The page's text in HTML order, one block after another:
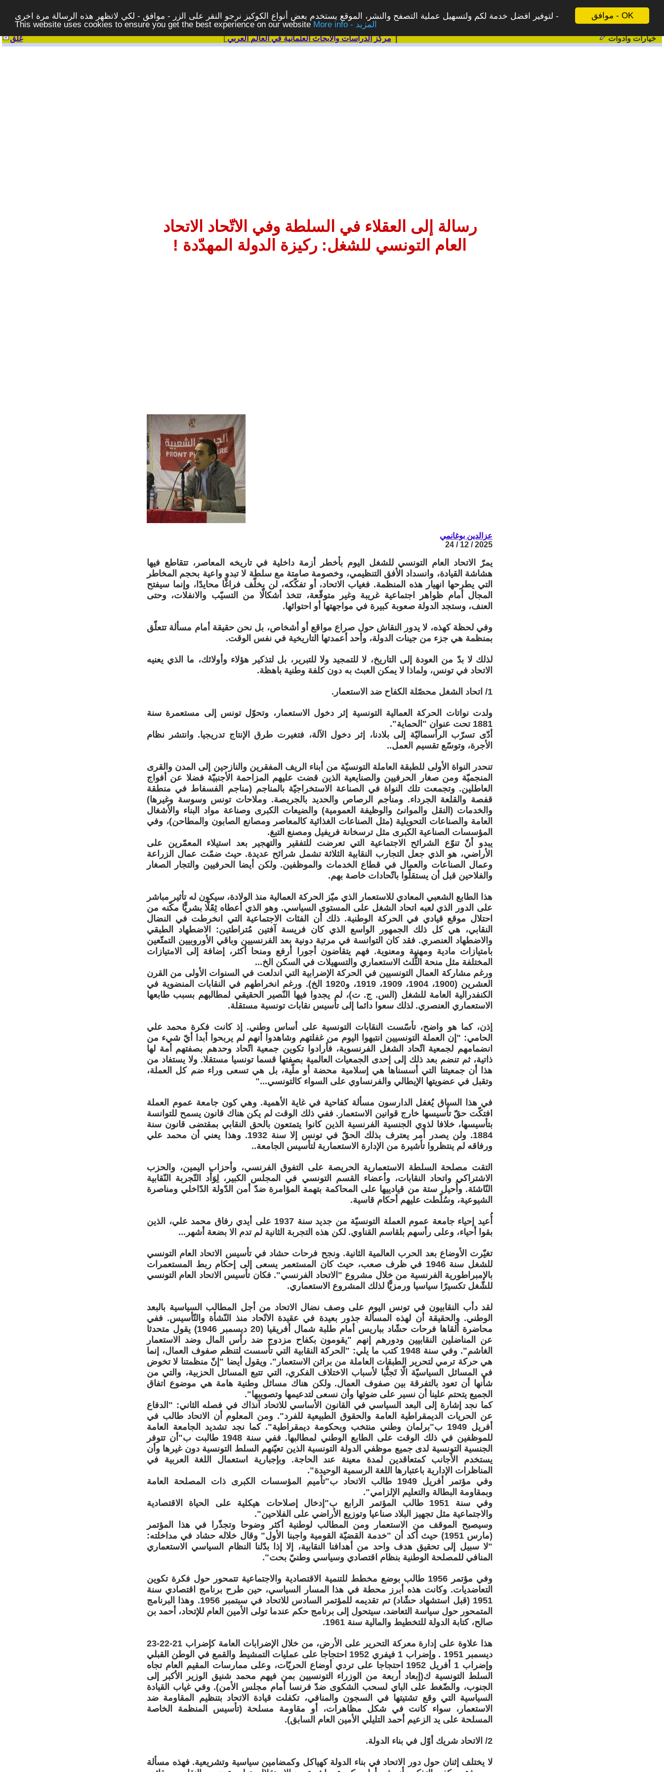
موافق - OK
لتوفير افضل خدمة لكم ولتسهيل عملية التصفح والنشر، الموقع يستخدم بعض أنواع الكوكيز نرجو النقر على الزر - موافق - لكي لاتظهر هذه الرسالة مرة اخرى -
This website uses cookies to ensure you get the best experience on our website
More info - المزيد
غلق | مركز الدراسات والابحاث العلمانية في العالم العربي| خيارات وادوات
رسالة إلى العقلاء في السلطة وفي الاتّحاد الاتحاد
العام التونسي للشغل: ركيزة الدولة المهدّدة !
عزالدين بوغانمي
2025 / 12 / 24
يمرّ الاتحاد العام التونسي للشغل اليوم بأخطر أزمة داخلية في تاريخه المعاصر، تتقاطع فيها
هشاشة القيادة، وانسداد الأفق التنظيمي، وخصومة صامتة مع سلطة لا تبدو واعية بحجم المخاطر
التي يطرحها انهيار هذه المنظمة. فغياب الاتحاد، أو تفكّكه، لن يخلّف فراغًا محايدًا، وإنما سيفتح
المجال أمام ظواهر اجتماعية غريبة وغير متوقّعة، تتخذ أشكالًا من التسيّب والانفلات، وحتى
العنف، وستجد الدولة صعوبة كبيرة في مواجهتها أو احتوائها.
وفي لحظة كهذه، لا يدور النقاش حول صراع مواقع أو أشخاص، بل نحن حقيقة أمام مسألة تتعلّق
بمنظمة هي جزء من جينات الدولة، وأحد أعمدتها التاريخية في نفس الوقت.
لذلك لا بدّ من العودة إلى التاريخ، لا للتمجيد ولا للتبرير، بل لتذكير هؤلاء وأولائك، ما الذي يعنيه
الاتحاد في تونس، ولماذا لا يمكن العبث به دون كلفة وطنية باهظة.
1/ اتحاد الشغل محصّلة الكفاح ضد الاستعمار.
ولدت نواتات الحركة العمالية التونسية إثر دخول الاستعمار، وتحوّل تونس إلى مستعمرة سنة
1881 تحت عنوان "الحماية".
أدّى تسرّب الرأسماليّة إلى بلادنا، إثر دخول الآلة، فتغيرت طرق الإنتاج تدريجيا. وانتشر نظام
الأجرة، وتوسّع تقسيم العمل..
تنحدر النواة الأولى للطبقة العاملة التونسيّة من أبناء الريف المفقرين والنازحين إلى المدن والقرى
المنجميّة ومن صغار الحرفيين والصنايعية الذين قضت عليهم المزاحمة الأجنبيّة فضلا عن أفواج
العاطلين. وتجمعت تلك النواة في الصناعة الاستخراجيّة بالمناجم (مناجم الفسفاط في منطقة
قفصة والقلعة الجرداء. ومناجم الرصاص والحديد بالجريصة. وملاحات تونس وسوسة وغيرها)
والخدمات (النقل والموانئ والوظيفة العمومية) والضيعات الكبرى وصناعة مواد البناء والأشغال
العامة والصناعات التحويلية (مثل الصناعات الغذائية كالمعاصر ومصانع الصابون والمطاحن)، وفي
المؤسسات الصناعية الكبرى مثل ترسخانة فريفيل ومصنع التبغ.
يبدو أنّ تنوّع الشرائح الاجتماعية التي تعرضت للتفقير والتهجير بعد استيلاء المعمّرين على
الأراضي، هو الذي جعل التجارب النقابية الثلاثة تشمل شرائح عديدة. حيث ضمّت عمال الزراعة
وعمال الصناعات والعمال في قطاع الخدمات والموظفين. ولكن أيضا الحرفيين والتجار الصغار
والفلاحين قبل أن يستقلّوا باتّحادات خاصة بهم.
هذا الطابع الشعبي المعادي للاستعمار الذي ميّز الحركة العمالية منذ الولادة، سيكون له تأثير مباشر
على الدور الذي لعبه اتحاد الشغل على المستوى السياسي. وهو الذي أعطاه ثِقَلًا بشريًّا مكّنه من
احتلال موقع قيادي في الحركة الوطنية. ذلك أن الفئات الاجتماعية التي انخرطت في النضال
النقابي، هي كل ذلك الجمهور الواسع الذي كان فريسة آفتين مُتراطتين: الاضطهاد الطبقي
والاضطهاد العنصري. فقد كان التوانسة في مرتبة دونية بعد الفرنسيين وباقي الأوروبيين التمتّعين
بامتيازات مادية ومهنية ومعنوية. فهم يتقاضون أجورا أرفع ومنحا أكثر، إضافة إلى الامتيازات
المختلفة مثل منحة الثُّلث الاستعماري والتسهيلات في السكن الخ...
ورغم مشاركة العمال التونسيين في الحركة الإضرابية التي اندلعت في السنوات الأولى من القرن
العشرين (1900، 1904، 1909، 1919، و1920 الخ). ورغم انخراطهم في النقابات المنضوية في
الكنفدرالية العامة للشغل (الس. ج. ت)، لم يجدوا فيها النّصير الحقيقي لمطالبهم بسبب طابعها
الاستعماري العنصري. لذلك سعوا دائما إلى تأسيس نقابات تونسية مستقلة.
إذن، كما هو واضح، تأسّست النقابات التونسية على أساس وطني. إذ كانت فكرة محمد علي
الحامي: "إن العملة التونسيين انتبهوا اليوم من غفلتهم وشاهدوا أنهم لم يربحوا أبدا أيّ شيء من
انضمامهم لجمعية اتّحاد الشغل الفرنسوية، فأرادوا تكوين جمعية اتّحاد وحدهم بصفتهم أمة لها
ذاتية، ثم تنضم بعد ذلك إلى إحدى الجمعيات العالمية بصفتها قسما تونسيا مستقلا. ولا يستفاد من
هذا أن جمعيتنا التي أسسناها هي إسلامية محضة أو ملّية، بل هي تسعى وراء ضم كل العملة،
وتقبل في عضويتها الإيطالي والفرنساوي على السواء كالتونسي..."
في هذا السياق يُغفل الدارسون مسألة كفاحية في غاية الأهمية. وهي كون جامعة عموم العملة
افتكّت حقّ تأسيسها خارج قوانين الاستعمار. ففي ذلك الوقت لم يكن هناك قانون يسمح للتوانسة
بتأسيسها، خلافا لذوي الجنسية الفرنسية الذين كانوا يتمتعون بالحق النقابي بمقتضى قانون سنة
1884. ولن يصدر أمر يعترف بذلك الحقّ في تونس إلا سنة 1932. وهذا يعني أن محمد علي
ورفاقه لم ينتظروا تأشيرة من الإدارة الاستعمارية لتأسيس الجامعة..
التقت مصلحة السلطة الاستعمارية الحريصة على التفوق الفرنسي، وأحزاب اليمين، والحزب
الاشتراكي واتحاد النقابات، وأعضاء القسم التونسي في المجلس الكبير، لِوَأْد التّجربة النّقابية
النّاشئة. وأُحيل ستة من قيادييها على المحاكمة بتهمة المؤامرة ضدّ أمن الدّولة الدّاخلي ومناصرة
الشيوعية، وسُلّطت عليهم أحكام قاسية.
أُعيد إحياء جامعة عموم العملة التونسيّة من جديد سنة 1937 على أيدي رفاق محمد علي، الذين
بقوا أحياء، وعلى رأسهم بلقاسم القناوي. لكن هذه التجربة الثانية لم تدم الا بضعة أشهر...
تغيّرت الأوضاع بعد الحرب العالمية الثانية. ونجح فرحات حشاد في تأسيس الاتحاد العام التونسي
للشغل سنة 1946 في ظرف صعب، حيث كان المستعمر يسعى إلى إحكام ربط المستعمرات
بالإمبراطورية الفرنسية من خلال مشروع "الاتحاد الفرنسي". فكان تأسيس الاتحاد العام التونسي
للشّغل تكسيرًا سياسيا ورمزيًّا لذلك المشروع الاستعماري.
لقد دأب النقابيون في تونس اليوم على وصف نضال الاتحاد من أجل المطالب السياسية بالبعد
الوطني. والحقيقة أن لهذه المسألة جذور بعيدة في عقيدة الاتّحاد منذ النّشأة والتّأسيس. ففي
محاضرة ألقاها فرحات حشّاد بباريس أمام طلبة شمال أفريقيا (20 ديسمبر 1946) يقول متحدثا
عن المناضلين النقابيين ودورهم إنهم "يقومون بكفاح مزدوج ضد رأس المال وضد الاستعمار
الغاشم". وفي سنة 1948 كتب ما يلي: "الحركة النقابية التي تأسست لتنظم صفوف العمال، إنما
هي حركة ترمي لتحرير الطبقات العاملة من براثن الاستعمار". ويقول أيضا "إنّ منظمتنا لا تخوض
في المسائل السياسيّة الّا تَجنُّبا لأسباب الاختلاف الفكري، التي تتبع المسائل الحزبية، والتي من
شأنها أن تعود بالتفرقة بين صفوف العمال. ولكن هناك مسائل وطنية هامة هي موضوع اتفاق
الجميع يتحتم علينا أن نسير على ضوئها وأن نسعى لتدعيمها وتصويبها".
كما نجد إشارة إلى البعد السياسي في القانون الأساسي للاتحاد آنذاك في فصله الثاني: "الدفاع
عن الحريات الديمقراطية العامة والحقوق الطبيعية للفرد". ومن المعلوم أن الاتحاد طالب في
أفريل 1949 ب"برلمان وطني منتخب وبحكومة ديمقراطية". كما نجد تشديد الجامعة العامة
للموظفين في ذلك الوقت على الطابع الوطني لمطالبها. ففي سنة 1948 طالبت ب"أن تتوفر
الجنسية التونسية لدى جميع موظفي الدولة التونسية الذين تعيّنهم السلط التونسية دون غيرها وأن
يستخدم الأجانب كمتعاقدين لمدة معينة عند الحاجة. وبإجبارية استعمال اللغة العربية في
المناظرات الإدارية باعتبارها اللغة الرسمية الوحيدة".
وفي مؤتمر أفريل 1949 طالب الاتحاد ب"تأميم المؤسسات الكبرى ذات المصلحة العامة
وبمقاومة البطالة والتعليم الإلزامي".
وفي سنة 1951 طالب المؤتمر الرابع ب"إدخال إصلاحات هيكلية على الحياة الاقتصادية
والاجتماعية مثل تجهيز البلاد صناعيا وتوزيع الأراضي على الفلاحين".
وسيصبح الموقف من الاستعمار ومن المطالب لوطنية أكثر وضوحا وتجذّرا في هذا المؤتمر
(مارس 1951) حيث أكد أن "خدمة القضيّة القومية واجبنا الأول" وقال خلاله حشاد في مداخلته:
"لا سبيل إلى تحقيق هدف واحد من أهدافنا النقابية، إلا إذا بدّلنا النظام السياسي الاستعماري
المنافي للمصلحة الوطنية بنظام اقتصادي وسياسي وطنيّ بحت".
وفي مؤتمر 1956 طالب بوضع مخطط للتنمية الاقتصادية والاجتماعية تتمحور حول فكرة تكوين
التعاضديات. وكانت هذه أبرز محطة في هذا المسار السياسي، حين طرح برنامج اقتصادي سنة
1951 (قبل استشهاد حشّاد) تم تقديمه للمؤتمر السادس للاتحاد في سبتمبر 1956. وهذا البرنامج
المتمحور حول سياسة التعاضد، سيتحول إلى برنامج حكم عندما تولى الأمين العام للإتحاد، أحمد بن
صالح، كتابة الدولة للتخطيط والمالية سنة 1961.
هذا علاوة على إدارة معركة التحرير على الأرض، من خلال الإضرابات العامة كإضراب 21-22-23
ديسمبر 1951 . وإضراب 1 فيفري 1952 احتجاجا على عمليات التمشيط والقمع في الوطن القبلي
وإضراب 1 أفريل 1952 احتجاجا على تردي أوضاع الحريّات، وعلى ممارسات المقيم العام تجاه
السلط التونسية ك(إبعاد أربعة من الوزراء التونسيين بمن فيهم محمد شنيق الوزير الأكبر إلى
الجنوب، والضّغط على الباي لسحب الشكوى ضدّ فرنسا أمام مجلس الأمن). وفي غياب القيادة
السياسية التي وقع تشتيتها في السجون والمنافي، تكفلت قيادة الاتحاد بتنظيم المقاومة ضد
الاستعمار، سواء كانت في شكل مظاهرات، أو مقاومة مسلحة (تأسيس المنظمة الخاصة
المسلحة على يد الزعيم أحمد التليلي الأمين العام السابق).
2/ الاتحاد شريك أوّل في بناء الدولة.
لا يختلف إثنان حول دور الاتحاد في بناء الدولة كهياكل وكمضامين سياسية وتشريعية. فهذه مسألة